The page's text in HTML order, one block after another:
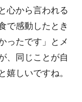
心から言われる
で感動したとき
ったです」とメ
、同じことが自
嬉しいですね。